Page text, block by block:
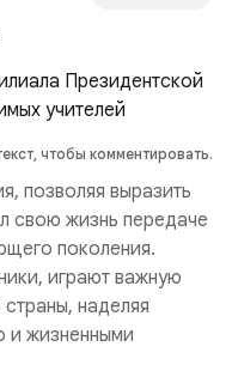
чтобы комментировать.
позволяя выразить
свою жизнь передаче
поколения.
играют важную
наделяя
и жизненными